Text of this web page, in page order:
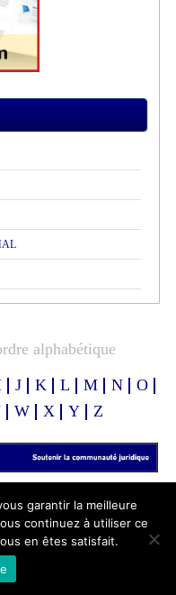
alphabétique
J K L M N
O
W X Y Z
– Powered by Avocat Algérien
garantir la meilleure
continuez à utiliser ce
en êtes satisfait.